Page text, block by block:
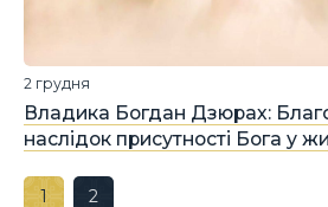
Владика Богдан Дзюрах:
наслідок присутності Бога у
2 грудня
1 2